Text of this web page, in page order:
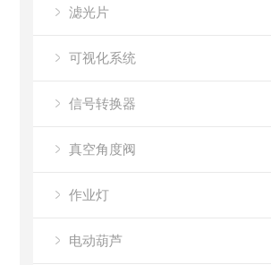
滤光片
可视化系统
信号转换器
真空角度阀
作业灯
电动葫芦